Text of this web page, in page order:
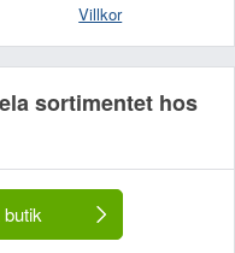
Villkor
sortimentet hos